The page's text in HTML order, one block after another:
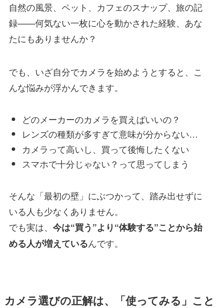
自然の風景、ペット、カフェのスナップ、旅の記
録——何気ない一枚に心を動かされた経験、あな
たにもありませんか？
でも、いざ自分でカメラを始めようとすると、こ
んな悩みが浮かんできます。
どのメーカーのカメラを買えばいいの？
レンズの種類が多すぎて意味が分からない…
カメラって高いし、買って後悔したくない
スマホで十分じゃない？って思ってしまう
そんな「最初の壁」にぶつかって、踏み出せずに
いる人も少なくありません。
でも実は、 今は“買う”より“体験する”ことから始
める人が増えているんです。
カメラ選びの正解は、「使ってみる」こと